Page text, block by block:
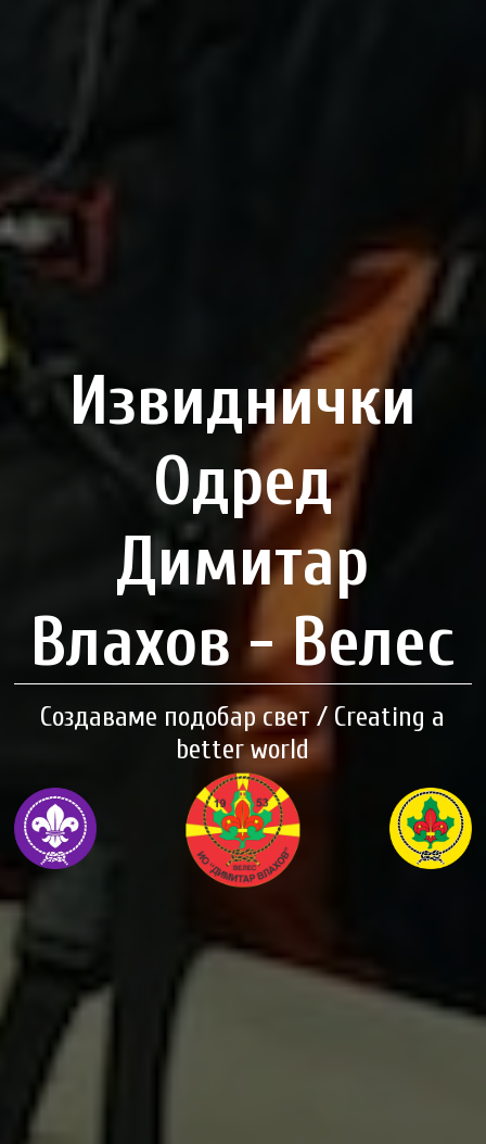
Извиднички
Одред
Димитар
Влахов - Велес
Создаваме подобар свет / Creating a
better world